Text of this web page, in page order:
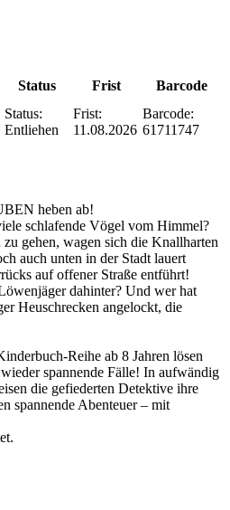
Status Frist
Barcode
Status:
Entliehen
Frist:
11.08.2026
Barcode:
61711747
heben ab!
schlafende Vögel vom Himmel?
gehen, wagen sich die Knallharten
auch unten in der Stadt lauert
auf offener Straße entführt!
dahinter? Und wer hat
Heuschrecken angelockt, die
Reihe ab 8 Jahren lösen
spannende Fälle! In aufwändig
die gefiederten Detektive ihre
spannende Abenteuer – mit